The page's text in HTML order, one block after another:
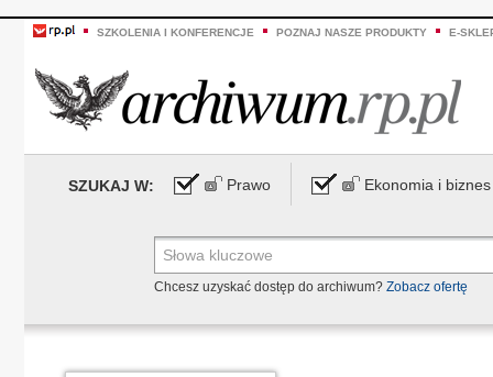
SZKOLENIA I KONFERENCJE POZNAJ NASZE PRODUKTY E-
SZUKAJ W: Prawo Ekonomia i biznes
Chcesz uzyskać dostęp do archiwum? Zobacz ofertę